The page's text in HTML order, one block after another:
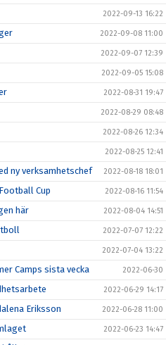
2022-09-13 16:22
2022-09-08 11:00
2022-09-07 12:39
2022-09-05 15:08
2022-08-31 19:47
2022-08-29 08:48
2022-08-26 12:34
2022-08-25 12:41
ny verksamhetschef 2022-08-18 18:01
Cup 2022-08-16 11:54
här 2022-08-04 14:51
2022-07-07 12:22
2022-07-04 13:22
Camps sista vecka 2022-06-30
2022-06-29 14:17
Eriksson 2022-06-28 11:00
2022-06-23 14:47